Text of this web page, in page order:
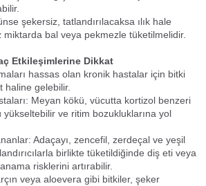
şekersiz, tatlandırılacaksa ılık hale
bal veya pekmezle tüketilmelidir.
Etkileşimlerine Dikkat
hassas olan kronik hastalar için bitki
haline gelebilir.
Meyan kökü, vücutta kortizol benzeri
ve ritim bozukluklarına yol
Adaçayı, zencefil, zerdeçal ve yeşil
birlikte tüketildiğinde diş eti veya
risklerini artırabilir.
veya aloevera gibi bitkiler, şeker